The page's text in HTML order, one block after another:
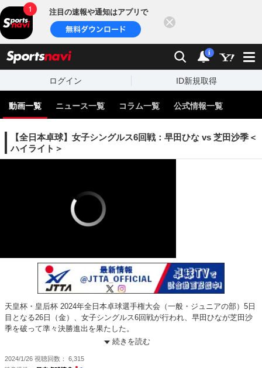
注目の速報や通知はアプリで
検索 通知
i
ログイン ID新規取得
動画一覧 ニュース一覧 コラム一覧 公式情報一覧
【全日本卓球】女子シングルス6回戦：早田ひな vs 芝田沙季＜
ハイライト＞
天皇杯・皇后杯 2024年全日本卓球選手権大会（一般・ジュニアの部）5日
目となる26日（金）、女子シングルス6回戦が行われ、早田ひなが芝田沙
季を破って準々決勝進出を果たした。
全試合のライブ＆見逃し配信：
続きを読む
2024/1/26 視聴回数 6,315